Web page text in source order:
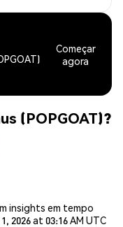
Começar
agora
(POPGOAT)?
insights em tempo
2026 at 03:16 AM UTC